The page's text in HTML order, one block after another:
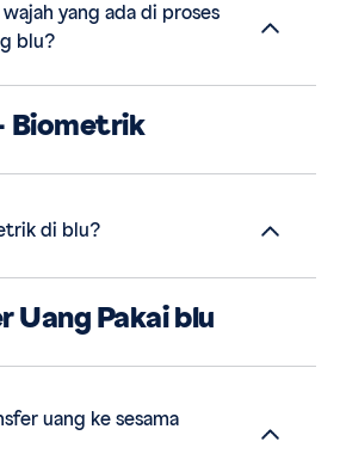
yang ada di proses
blu?
Biometrik
di blu?
Uang Pakai blu
uang ke sesama